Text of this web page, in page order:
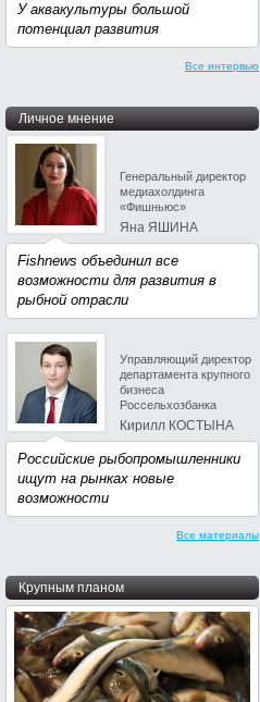
У аквакультуры большой
потенциал развития
Все интервью
Личное мнение
Генеральный директор
медиахолдинга
«Фишньюс»
Яна ЯШИНА
Fishnews объединил все
возможности для развития в
рыбной отрасли
Управляющий директор
департамента крупного
бизнеса
Россельхозбанка
Кирилл КОСТЫНА
Российские рыбопромышленники
ищут на рынках новые
возможности
Все материалы
Крупным планом